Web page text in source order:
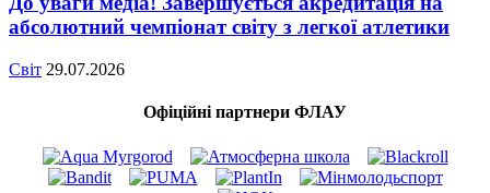
абсолютний чемпіонат світу з легкої атлетики
Світ 29.07.2026
Офіційні партнери ФЛАУ